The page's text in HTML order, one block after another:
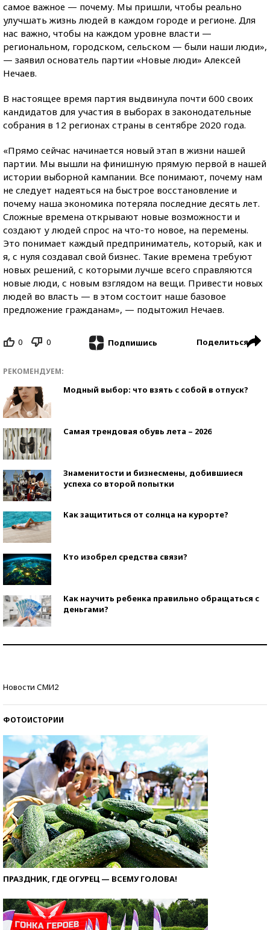
самое важное — почему. Мы пришли, чтобы реально
улучшать жизнь людей в каждом городе и регионе. Для
нас важно, чтобы на каждом уровне власти —
региональном, городском, сельском — были наши люди»,
— заявил основатель партии «Новые люди» Алексей
Нечаев.
В настоящее время партия выдвинула почти 600 своих
кандидатов для участия в выборах в законодательные
собрания в 12 регионах страны в сентябре 2020 года.
«Прямо сейчас начинается новый этап в жизни нашей
партии. Мы вышли на финишную прямую первой в нашей
истории выборной кампании. Все понимают, почему нам
не следует надеяться на быстрое восстановление и
почему наша экономика потеряла последние десять лет.
Сложные времена открывают новые возможности и
создают у людей спрос на что-то новое, на перемены.
Это понимает каждый предприниматель, который, как и
я, с нуля создавал свой бизнес. Такие времена требуют
новых решений, с которыми лучше всего справляются
новые люди, с новым взглядом на вещи. Привести новых
людей во власть — в этом состоит наше базовое
предложение гражданам», — подытожил Нечаев.
0 0 Подпишись Поделиться
РЕКОМЕНДУЕМ:
Модный выбор: что взять с собой в отпуск?
Самая трендовая обувь лета – 2026
Знаменитости и бизнесмены, добившиеся
успеха со второй попытки
Как защититься от солнца на курорте?
Кто изобрел средства связи?
Как научить ребенка правильно обращаться с
деньгами?
Новости СМИ2
ФОТОИСТОРИИ
ПРАЗДНИК, ГДЕ ОГУРЕЦ — ВСЕМУ ГОЛОВА!